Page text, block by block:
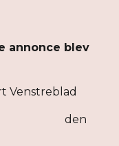
annonce blev